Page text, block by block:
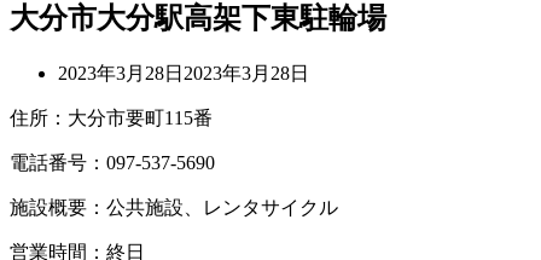
大分市大分駅高架下東駐輪場
2023年3月28日 2023年3月28日
住所：大分市要町115番
電話番号：097-537-5690
施設概要：公共施設、レンタサイクル
営業時間：終日